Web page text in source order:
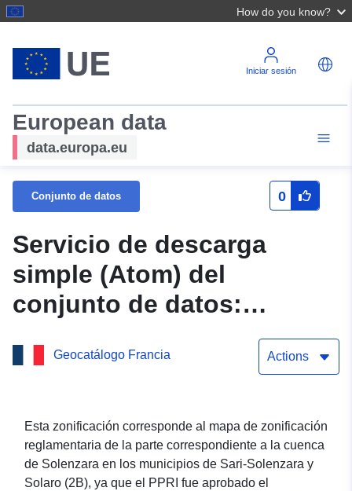
How do you know?
Iniciar sesión
European data
data.europa.eu
Conjunto de datos 0
Servicio de descarga
simple (Atom) del
conjunto de datos:
Zonificación reglamentaria
(parte de Solenzara) del
Solenzara — Municipios
de Sari-Solenzara (2B)
Geocatálogo Francia Actions
Esta zonificación corresponde al mapa de zonificación
reglamentaria de la parte correspondiente a la cuenca
de Solenzara en los municipios de Sari-Solenzara y
Solaro (2B), ya que el PPRI fue aprobado el